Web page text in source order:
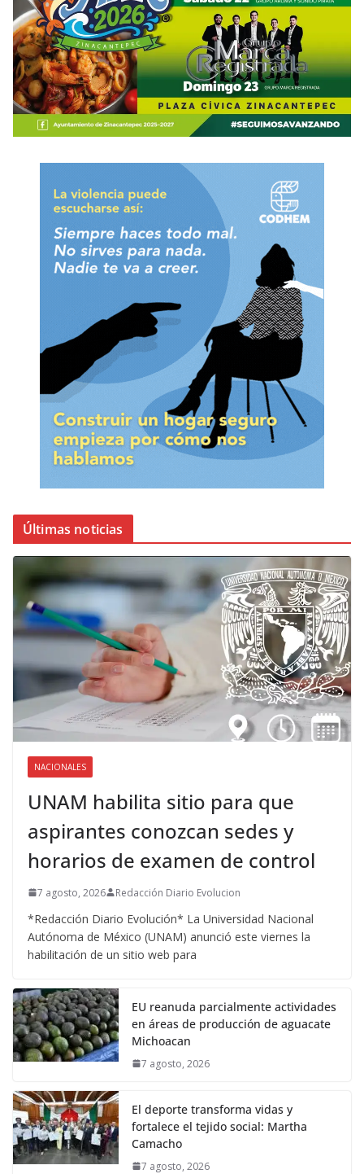
Últimas noticias
NACIONALES
UNAM habilita sitio para que
aspirantes conozcan sedes y
horarios de examen de control
7 agosto, 2026 Redacción Diario Evolucion
*Redacción Diario Evolución* La Universidad Nacional
Autónoma de México (UNAM) anunció este viernes la
habilitación de un sitio web para
EU reanuda parcialmente actividades
en áreas de producción de aguacate
Michoacan
7 agosto, 2026
El deporte transforma vidas y
fortalece el tejido social: Martha
Camacho
7 agosto, 2026